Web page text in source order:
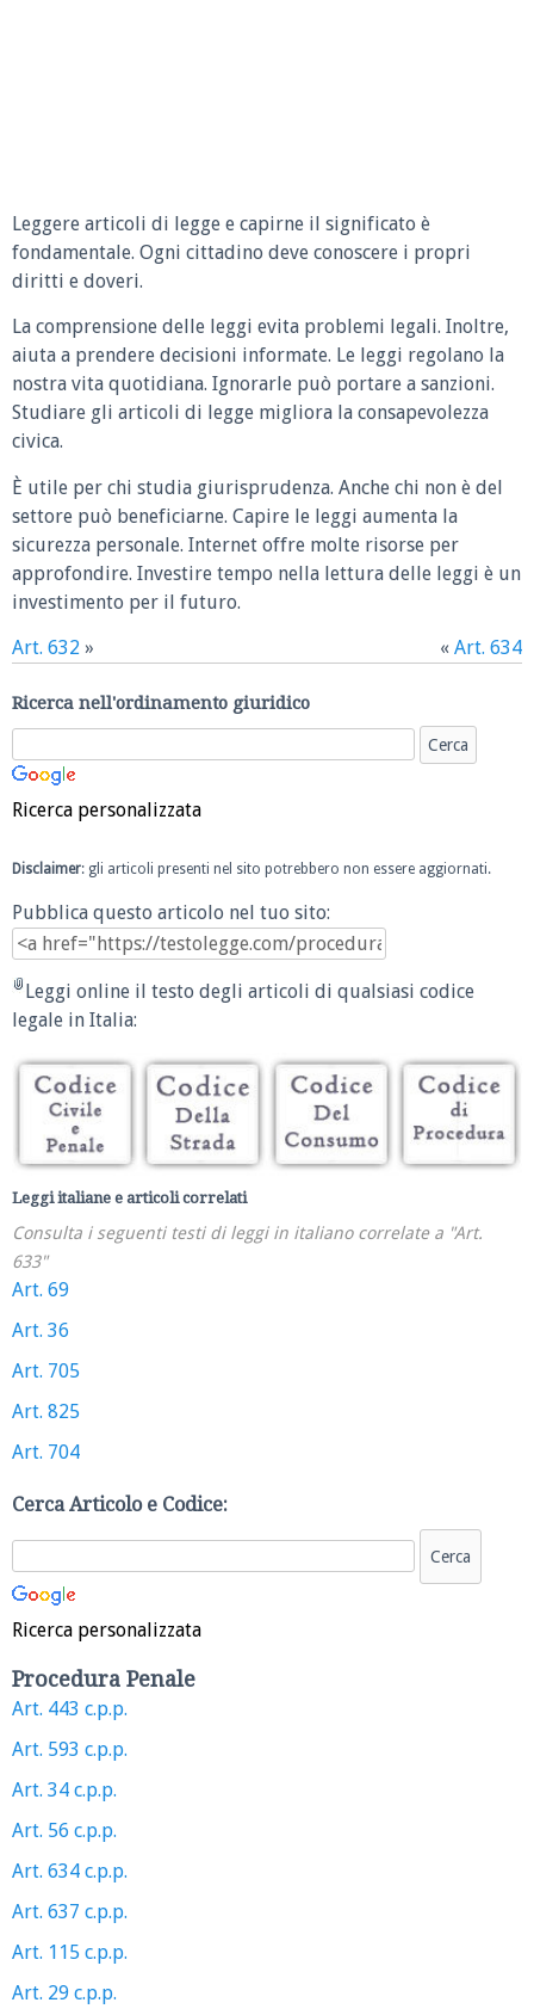
Leggere articoli di legge e capirne il significato è
fondamentale. Ogni cittadino deve conoscere i propri
diritti e doveri.
La comprensione delle leggi evita problemi legali. Inoltre,
aiuta a prendere decisioni informate. Le leggi regolano la
nostra vita quotidiana. Ignorarle può portare a sanzioni.
Studiare gli articoli di legge migliora la consapevolezza
civica.
È utile per chi studia giurisprudenza. Anche chi non è del
settore può beneficiarne. Capire le leggi aumenta la
sicurezza personale. Internet offre molte risorse per
approfondire. Investire tempo nella lettura delle leggi è un
investimento per il futuro.
Art. 632 » « Art. 634
Ricerca nell'ordinamento giuridico
Ricerca personalizzata
Disclaimer: gli articoli presenti nel sito potrebbero non essere aggiornati.
Pubblica questo articolo nel tuo sito:
Leggi online il testo degli articoli di qualsiasi codice
legale in Italia:
Leggi italiane e articoli correlati
Consulta i seguenti testi di leggi in italiano correlate a "Art.
633"
Art. 69
Art. 36
Art. 705
Art. 825
Art. 704
Cerca Articolo e Codice:
Ricerca personalizzata
Procedura Penale
Art. 443 c.p.p.
Art. 593 c.p.p.
Art. 34 c.p.p.
Art. 56 c.p.p.
Art. 634 c.p.p.
Art. 637 c.p.p.
Art. 115 c.p.p.
Art. 29 c.p.p.